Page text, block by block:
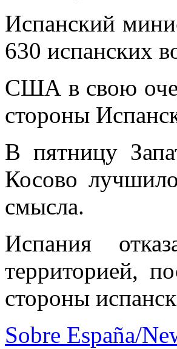
Испанский
630 испанских
США в свою
стороны
В пятницу
Косово
смысла.
Испания
территорией,
стороны
Sobre España/